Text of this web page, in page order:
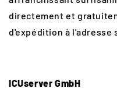
directement et
d'expédition à l'adresse
ICUserver GmbH